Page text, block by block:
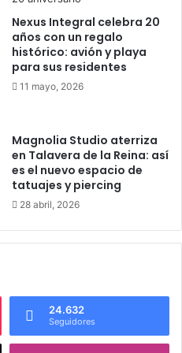
Nexus Integral celebra 20
años con un regalo
histórico: avión y playa
para sus residentes
11 mayo, 2026
Magnolia Studio aterriza
en Talavera de la Reina: así
es el nuevo espacio de
tatuajes y piercing
28 abril, 2026
24.632
Seguidores